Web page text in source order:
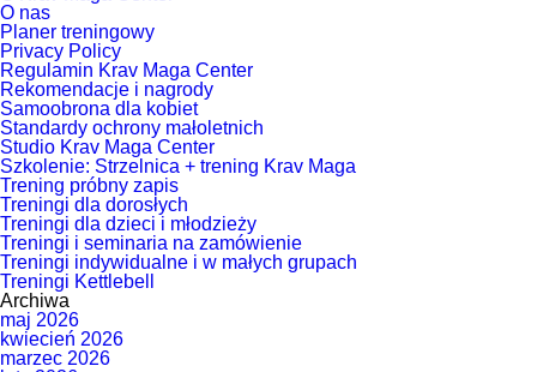
O nas
Planer treningowy
Privacy Policy
Regulamin Krav Maga Center
Rekomendacje i nagrody
Samoobrona dla kobiet
Standardy ochrony małoletnich
Studio Krav Maga Center
Szkolenie: Strzelnica + trening Krav Maga
Trening próbny zapis
Treningi dla dorosłych
Treningi dla dzieci i młodzieży
Treningi i seminaria na zamówienie
Treningi indywidualne i w małych grupach
Treningi Kettlebell
Archiwa
maj 2026
kwiecień 2026
marzec 2026